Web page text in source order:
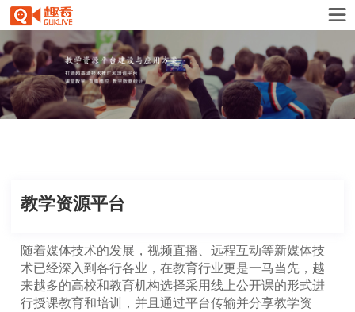
教学资源平台
随着媒体技术的发展，视频直播、远程互动等新媒体技
术已经深入到各行各业，在教育行业更是一马当先，越
来越多的高校和教育机构选择采用线上公开课的形式进
行授课教育和培训，并且通过平台传输并分享教学资